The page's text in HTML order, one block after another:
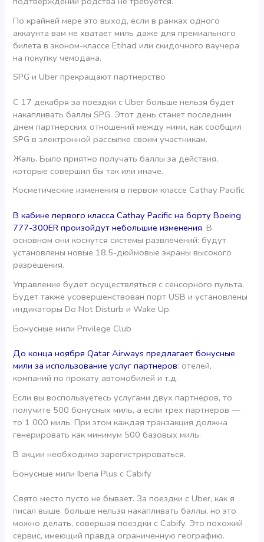
По крайней мере это выход, если в рамках одного
аккаунта вам не хватает миль даже для премиального
билета в эконом-классе Etihad или скидочного ваучера
на покупку чемодана.
SPG и Uber прекращают партнерство
С 17 декабря за поездки с Uber больше нельзя будет
накапливать баллы SPG. Этот день станет последним
днем партнерских отношений между ними, как сообщил
SPG в электронной рассылке своим участникам.
Жаль. Было приятно получать баллы за действия,
которые совершил бы так или иначе.
Косметические изменения в первом классе Cathay Pacific
В кабине первого класса Cathay Pacific на борту Boeing
777-300ER произойдут небольшие изменения. В
основном они коснутся системы развлечений: будут
установлены новые 18,5-дюймовые экраны высокого
разрешения.
Управление будет осуществляться с сенсорного пульта.
Будет также усовершенствован порт USB и установлены
индикаторы Do Not Disturb и Wake Up.
Бонусные мили Privilege Club
До конца ноября Qatar Airways предлагает бонусные
мили за использование услуг партнеров: отелей,
компаний по прокату автомобилей и т.д.
Если вы воспользуетесь услугами двух партнеров, то
получите 500 бонусных миль, а если трех партнеров —
то 1 000 миль. При этом каждая транзакция должна
генерировать как минимум 500 базовых миль.
В акции необходимо зарегистрироваться.
Бонусные мили Iberia Plus с Cabify
Свято место пусто не бывает. За поездки с Uber, как я
писал выше, больше нельзя накапливать баллы, но это
можно делать, совершая поездки с Cabify. Это похожий
сервис, имеющий правда ограниченную географию.